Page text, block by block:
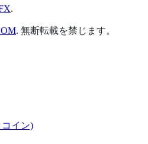
.
. 無断転載を禁じます。
イン)